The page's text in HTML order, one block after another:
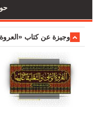
وجیزة عن کتاب «العروة